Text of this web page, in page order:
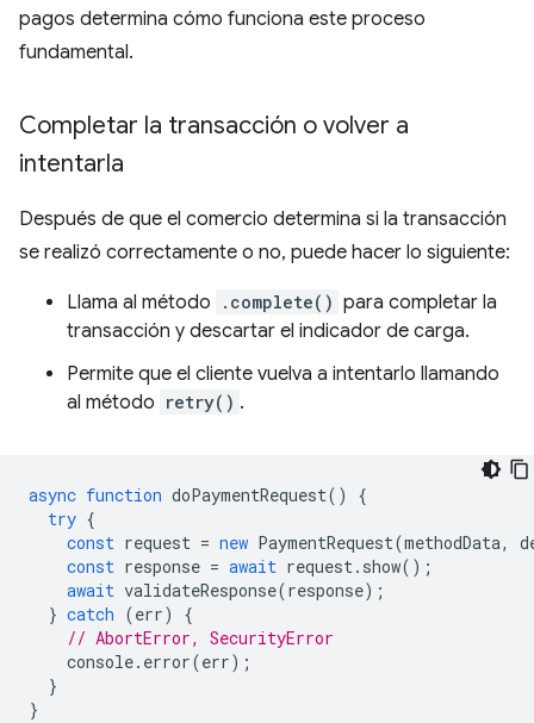
pagos determina cómo funciona este proceso
fundamental.
Completar la transacción o volver a
intentarla
Después de que el comercio determina si la transacción
se realizó correctamente o no, puede hacer lo siguiente:
Llama al método .complete() para completar la
transacción y descartar el indicador de carga.
Permite que el cliente vuelva a intentarlo llamando
al método retry() .
async function doPaymentRequest()
{
try {
const request = new PaymentRequest(methodData,
const response = await request. show();
await validateResponse(response);
} catch (err)
{
// AbortError, SecurityError
console. error(err);
}
}